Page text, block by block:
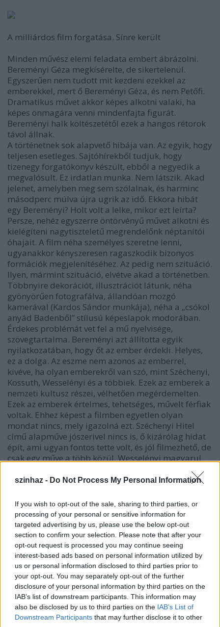
szinhaz - Do Not Process My Personal Information
If you wish to opt-out of the sale, sharing to third parties, or
processing of your personal or sensitive information for
targeted advertising by us, please use the below opt-out
section to confirm your selection. Please note that after your
opt-out request is processed you may continue seeing
interest-based ads based on personal information utilized by
us or personal information disclosed to third parties prior to
your opt-out. You may separately opt-out of the further
disclosure of your personal information by third parties on the
IAB’s list of downstream participants. This information may
also be disclosed by us to third parties on the IAB’s List of
Downstream Participants that may further disclose it to other
A milliárdos film forgatása. Sínre került
Minden művész elemi feladata embert ábrázolni.
Bereményi Géza megkísérelte, de sikertelenül.
Egyszerűen nem tudott mit kezdeni ezekkel az
emberekkel, mert ő Bereményi Géza, és nem Petőfi.
Dramatikus művet akkor képes alkotni valaki, ha
képes önmagára venni mindenfajta figurát.
Bereményi halk költészetétől ezek a hangos rétorok
távol állnak.
A történetnek sok alapvető hibája van. Az egyik, hogy
teljesen esetleges. Sajtóhírekből tudjuk, hogy
tizenegy forgatókönyv készült, ebből a negyedik a
megvalósult. Ez irdatlan munka. Nem látszik. Akad
jelenet, amelyben meg sem szólalnak, és harminc
másodperc múlva újra ugrik az idő. Ekkora hibát
egy Bereményi? Holt volt a lelke, mikor ezt leírta?
Persze, nehéz egyszerre öntörvényű művet alkotni és
kielégíteni nagytiszteletű megrendelőnk néptanítói
óhajait. A film néha személyes szeretne lenni,
ugyanakkor kényszeresen ragaszkodik bizonyos
formációk megjelenítéséhez. Az pedig nem szituáció.
Ilyen, mármint szituáció, elvétve akad a történetben.
Többnyire dekorációt, illusztrációt látunk, néha
gyönyörűen fotografálva, állandóan mozgó
kamerával (Kardos Sándor munkája), néha a „csókol
anyád Badenből” stílusú képeslapok modorában.
Érdekes problémát vet fel a mű nyelvisége,
szövegtartalma. Bereményi azt állította egyik
nyilatkozatában, hogy őt az ember érdekli. Helyes,
ez a dolga. Az eszme nem azonos az emberrel,
kivéve, ha olyan emberekről van szó, mint Széchenyi,
Kossuth, Wesselényi és a többiek. Ezek az emberek a
nemzeti kultusz részei, vélhetően megérdemelten.
Ezek az emberek értelmes, tehetséges, művelt férfiak
voltak. Ehhez képest a filmben egyetlen olyan
mondat nincs, mely igazolná ezt. Széchenyi Hitel
című alapműve jószerivel nincs is, ő kizárólag hidat
épít, ami ugyan fontos tette volt, és jól filmezhető, de
csak egy műve a több közül. Wesselényi magyarul
akar beszélni, ennyit tudunk meg róla. Batthyányról
kijelentik, hogy buta. Akkor miért ő lett a
Ha ezek az emberek ennyit értek volna, mint
amennyinek ez a film láttatja kvalitásaikat, akkor a
nagy reformnemzedék alig érne többet, mint a
Grósz-kormány, mely ellen az utcára vonultunk.
Egy szó, mint száz, az a benyomásom, hogy
Bereményi Gézának annyi köze van a maga filmre
vitte történethez, mint amikor egy színház igazgatója
a tatarozást követő díszelőadásra azért rángatja elő
a zene nélküli szelíd izgalmú Bánk bánt, mert ő az
igazgató, a tatarozás kész, e kettő együtt tehát Bánk
bán.
Az élet nagy paradoxona, hogy e műve alapján a